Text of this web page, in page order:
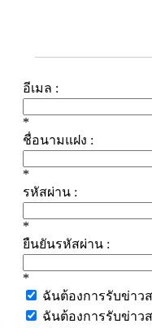
อีเมล :
*
ชื่อนามแฝง :
*
รหัสผ่าน :
*
ยืนยันรหัสผ่าน :
*
ฉันต้องการรับข่าว
ฉันต้องการรับข่าว